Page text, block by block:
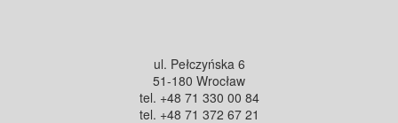
ul. Pełczyńska 6
51-180 Wrocław
tel. +48 71 330 00 84
tel. +48 71 372 67 21